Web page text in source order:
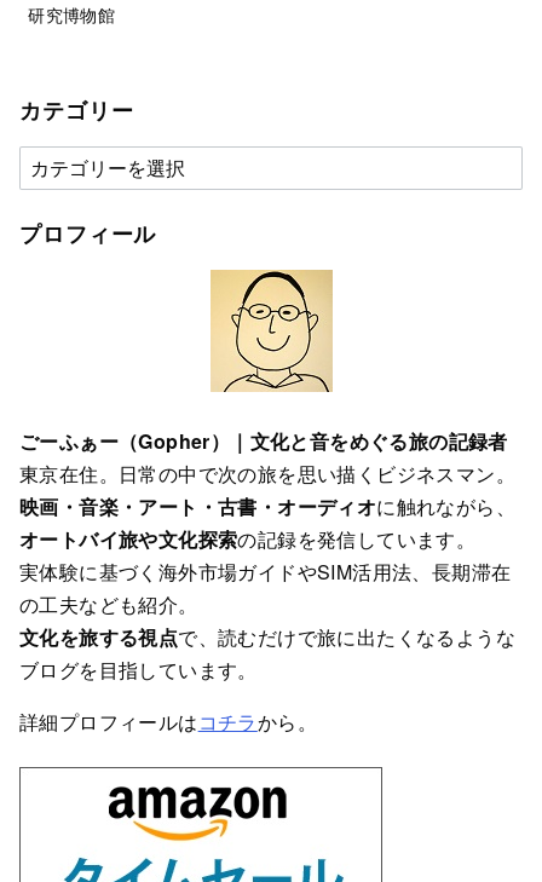
研究博物館
カテゴリー
カ
テ
ゴ
プロフィール
ごーふぁー（Gopher）｜文化と音をめぐる旅の記録者
東京在住。日常の中で次の旅を思い描くビジネスマン。
映画・音楽・アート・古書・オーディオに触れながら、
オートバイ旅や文化探索の記録を発信しています。
実体験に基づく海外市場ガイドやSIM活用法、長期滞在
の工夫なども紹介。
文化を旅する視点で、読むだけで旅に出たくなるような
ブログを目指しています。
詳細プロフィールはコチラから。